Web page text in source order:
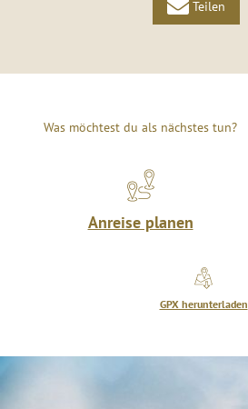
Teilen
Was möchtest du als nächstes tun?
Anreise planen
GPX herunterladen